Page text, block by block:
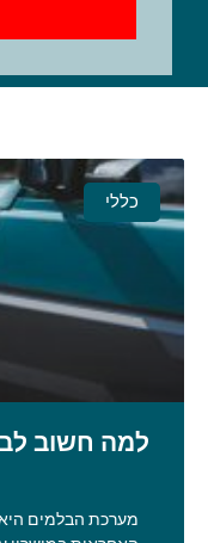
כללי
למה חשוב
מערכת הבלמים היא